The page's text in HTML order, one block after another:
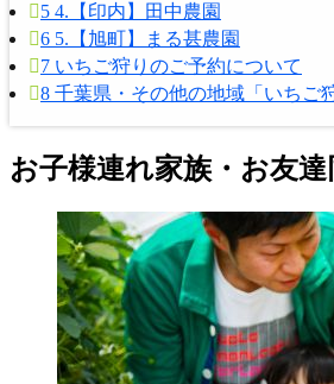
5 4.【印内】田中農園
6 5.【旭町】まる甚農園
7 いちご狩りのご予約について
8 千葉県・その他の地域「いちご
お子様連れ家族・お友